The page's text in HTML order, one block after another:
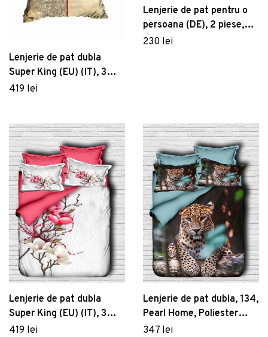
Lenjerie de pat dubla
Super King (EU) (IT), 3
piese, 465, Pearl Home,
419 lei
Lenjerie de pat pentru o
persoana (DE), 2 piese,
Lilyum - Cream, Kırlent
230 lei
Lenjerie de pat dubla
Super King (EU) (IT), 3
piese, 108, Pearl Home,
419 lei
Lenjerie de pat dubla, 134,
Pearl Home, Poliester
Satinat
347 lei